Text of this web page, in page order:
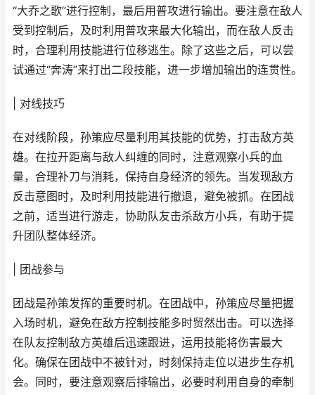
“大乔之歌”进行控制，最后用普攻进行输出。要注意在敌人
受到控制后，及时利用普攻来最大化输出，而在敌人反击
时，合理利用技能进行位移逃生。除了这些之后，可以尝
试通过“奔涛”来打出二段技能，进一步增加输出的连贯性。
| 对线技巧
在对线阶段，孙策应尽量利用其技能的优势，打击敌方英
雄。在拉开距离与敌人纠缠的同时，注意观察小兵的血
量，合理补刀与消耗，保持自身经济的领先。当发现敌方
反击意图时，及时利用技能进行撤退，避免被抓。在团战
之前，适当进行游走，协助队友击杀敌方小兵，有助于提
升团队整体经济。
| 团战参与
团战是孙策发挥的重要时机。在团战中，孙策应尽量把握
入场时机，避免在敌方控制技能多时贸然出击。可以选择
在队友控制敌方英雄后迅速跟进，运用技能将伤害最大
化。确保在团战中不被针对，时刻保持走位以进步生存机
会。同时，要注意观察后排输出，必要时利用自身的牵制